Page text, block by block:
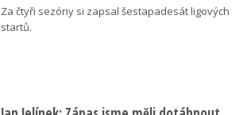
Za čtyři sezóny si zapsal šestapadesát ligových
startů.